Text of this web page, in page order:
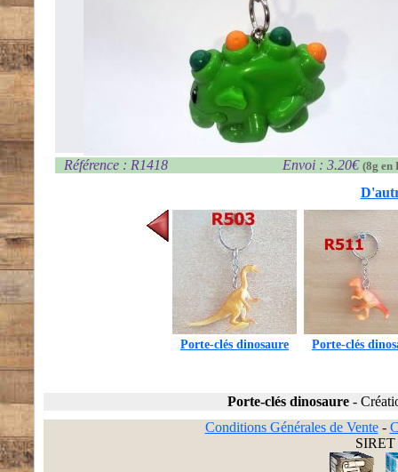
Référence : R1418 Envoi : 3.20€ (8g en
Porte-clés dinosaure Porte-clés
Porte-clés dinosaure -
Conditions Générales de Vente-
SIRET